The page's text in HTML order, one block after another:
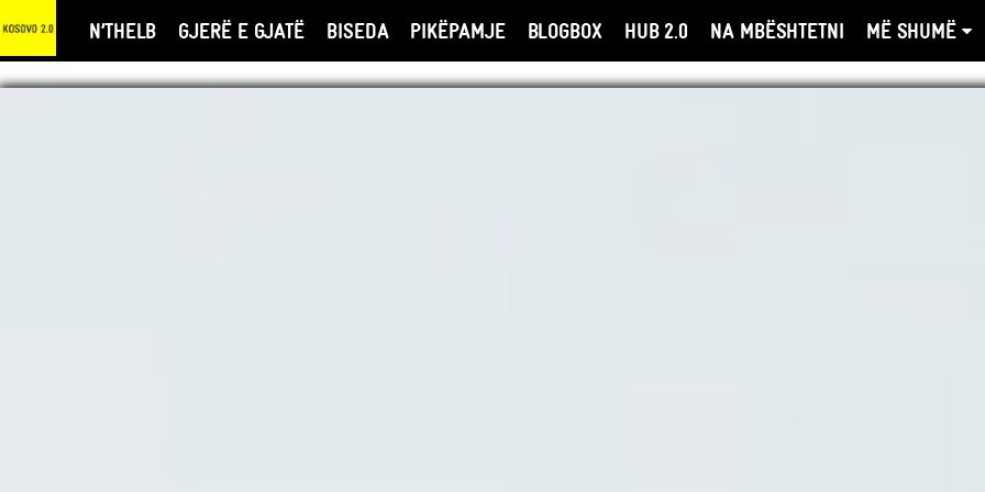
N’THELB GJERË E GJATË BISEDA PIKËPAMJE BLOGBOX HUB 2.0 NA MBËSHTETNI MË SHUMË